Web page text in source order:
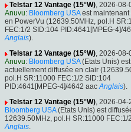
Telstar 12 Vantage (15°W), 2026-08-
Anuvu: Bloomberg USAest maintenant
en PowerVu (12639.50MHz, pol.H
FEC:1/2 SID:104 PID:4641[MPEG-4]/
Anglais).
Telstar 12 Vantage (15°W), 2026-08-
Anuvu: Bloomberg USA(Etats Unis) est
actuellement diffusée en clair
pol.H SR:11000 FEC:1/2 SID:104
PID:4641[MPEG-4]/4642 aac Anglais).
Telstar 12 Vantage (15°W), 2026-04-
Bloomberg USA(Etats Unis) est
12639.50MHz, pol.H SR:11000
Anglais.